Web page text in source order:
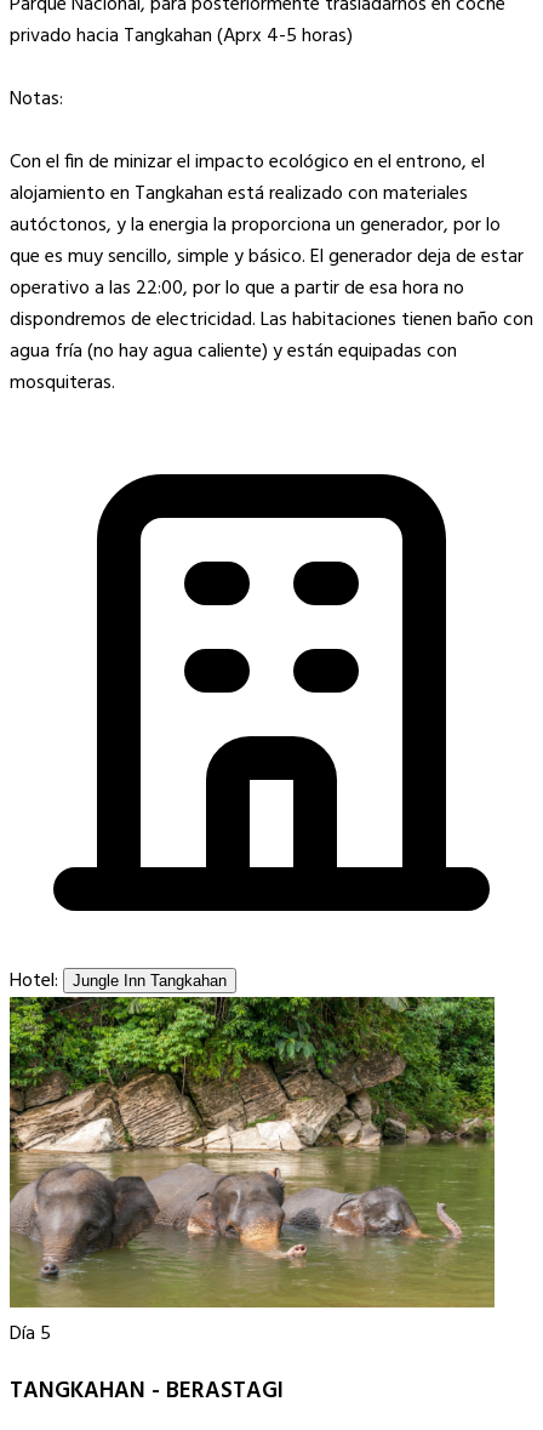
privado hacia Tangkahan (Aprx 4-5 horas)
Notas:
Con el fin de minizar el impacto ecológico en el entrono, el
alojamiento en Tangkahan está realizado con materiales
autóctonos, y la energia la proporciona un generador, por lo
que es muy sencillo, simple y básico. El generador deja de estar
operativo a las 22:00, por lo que a partir de esa hora no
dispondremos de electricidad. Las habitaciones tienen baño con
agua fría (no hay agua caliente) y están equipadas con
mosquiteras.
Hotel: Jungle Inn Tangkahan
Día 5
TANGKAHAN - BERASTAGI